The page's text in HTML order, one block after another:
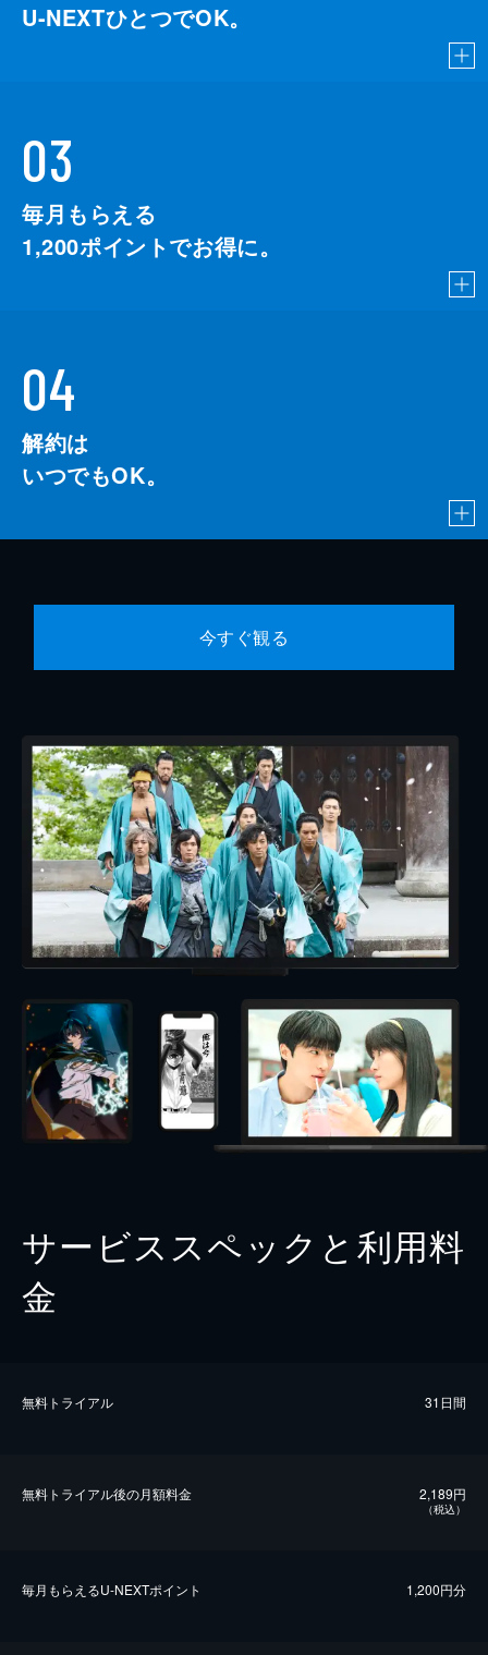
U-NEXTひとつでOK。
03
毎月もらえる
1,200ポイントでお得に。
04
解約は
いつでもOK。
今すぐ観る
サービススペックと利用料
金
無料トライアル 31日間
無料トライアル後の⽉額料金 2,189円
（税込）
毎⽉もらえるU-NEXTポイント 1,200円分